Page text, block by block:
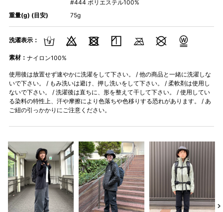
#444 ポリエステル100%
重量(g) (目安)
75g
洗濯表示：
素材： ナイロン100%
使用後は放置せず速やかに洗濯をして下さい。 / 他の商品と一緒に洗濯しな
いで下さい。 / もみ洗いは避け、押し洗いをして下さい。 / 柔軟剤は使用し
ないで下さい。 / 洗濯後は直ちに、形を整えて干して下さい。 / 使用してい
る染料の特性上、汗や摩擦により色落ちや色移りする恐れがあります。 / あ
ご紐の引っかかりにご注意ください。